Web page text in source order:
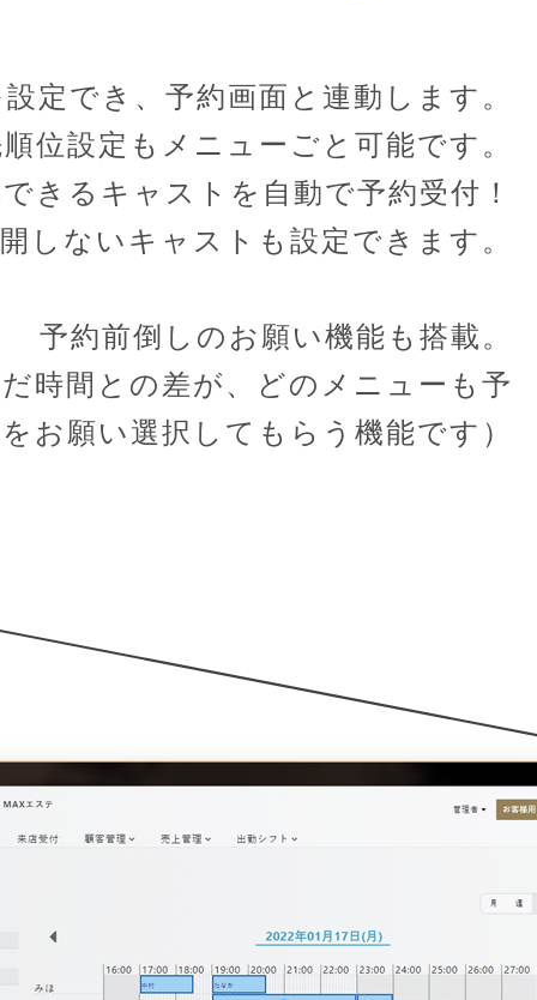
定でき、予約画面と連動します。
位設定もメニューごと可能です。
きるキャストを自動で予約受付！
しないキャストも設定できます。
予約前倒しのお願い機能も搭載。
時間との差が、どのメニューも予
お願い選択してもらう機能です）